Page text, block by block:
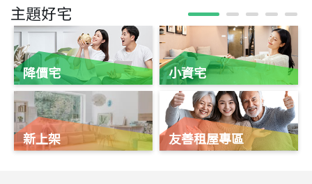
主題好宅
降價宅
新上架
小資宅
友善租屋專區